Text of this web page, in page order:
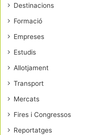
Destinacions
Formació
Empreses
Estudis
Allotjament
Transport
Mercats
Fires i Congressos
Reportatges